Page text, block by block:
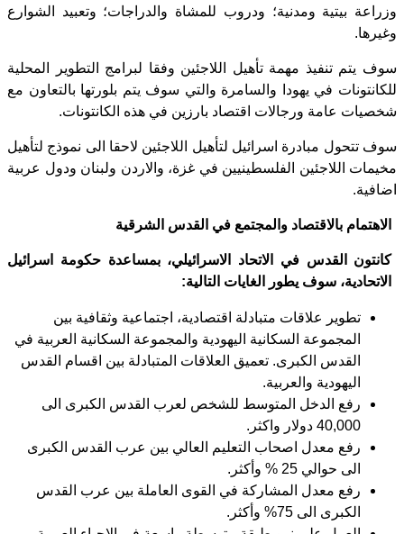
وزراعة بيتية ومدنية؛ ودروب للمشاة والدراجات؛ وتعبيد الشوارع
وغيرها.
سوف يتم تنفيذ مهمة تأهيل اللاجئين وفقا لبرامج التطوير المحلية
للكانتونات في يهودا والسامرة والتي سوف يتم بلورتها بالتعاون مع
شخصيات عامة ورجالات اقتصاد بارزين في هذه الكانتونات.
سوف تتحول مبادرة اسرائيل لتأهيل اللاجئين لاحقا الى نموذج لتأهيل
مخيمات اللاجئين الفلسطينيين في غزة، والاردن ولبنان ودول عربية
اضافية.
الاهتمام بالاقتصاد والمجتمع في القدس الشرقية
كانتون القدس في الاتحاد الاسرائيلي، بمساعدة حكومة اسرائيل
الاتحادية، سوف يطور الغايات التالية:
تطوير علاقات متبادلة اقتصادية، اجتماعية وثقافية بين
المجموعة السكانية اليهودية والمجموعة السكانية العربية في
القدس الكبرى. تعميق العلاقات المتبادلة بين اقسام القدس
اليهودية والعربية.
رفع الدخل المتوسط للشخص لعرب القدس الكبرى الى
40,000 دولار واكثر.
رفع معدل اصحاب التعليم العالي بين عرب القدس الكبرى
الى حوالي 25 % وأكثر.
رفع معدل المشاركة في القوى العاملة بين عرب القدس
الكبرى الى 75% وأكثر.